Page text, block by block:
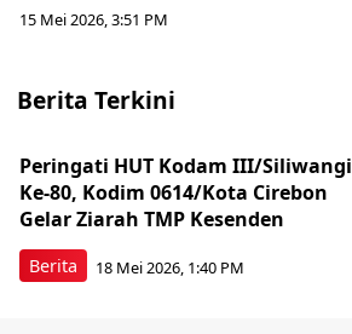
15 Mei 2026, 3:51 PM
Berita Terkini
Berita
Peringati HUT Kodam III/Siliwangi
Ke-80, Kodim 0614/Kota Cirebon
Gelar Ziarah TMP Kesenden
18 Mei 2026, 1:40 PM